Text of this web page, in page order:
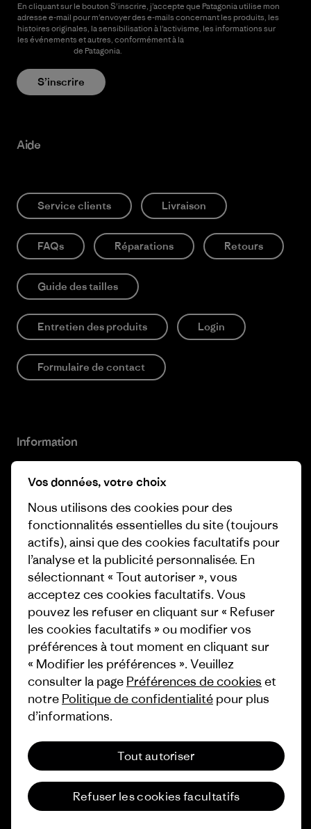
En cliquant sur le bouton S’inscrire, j’accepte que Patagonia utilise mon
adresse e-mail pour m’envoyer des e-mails concernant les produits, les
histoires originales, la sensibilisation à l’activisme, les informations sur
les événements et autres, conformément à la
de Patagonia.
S’inscrire
Aide
Service clients Livraison
FAQs Réparations Retours
Guide des tailles
Entretien des produits Login
Formulaire de contact
Information
Patagonia Action Works
Worn Wear
Valeurs et projets
Rapport d’avancement
Business Unusual
Objectifs climatiques
1% For The Planet
Comment nous finançons
Cartes cadeaux
Pro Community
Politique de confidentialité
Conditions générales
de vente
Préférences de cookie
Carrières
Presse et media
Industry program
Programme d’affiliation
Vos données, votre choix
Nous utilisons des cookies pour des
fonctionnalités essentielles du site (toujours
actifs), ainsi que des cookies facultatifs pour
l’analyse et la publicité personnalisée. En
sélectionnant « Tout autoriser », vous
acceptez ces cookies facultatifs. Vous
pouvez les refuser en cliquant sur « Refuser
les cookies facultatifs » ou modifier vos
préférences à tout moment en cliquant sur
« Modifier les préférences ». Veuillez
consulter la page Préférences de cookies et
notre Politique de confidentialité pour plus
d’informations.
Tout autoriser
Refuser les cookies facultatifs